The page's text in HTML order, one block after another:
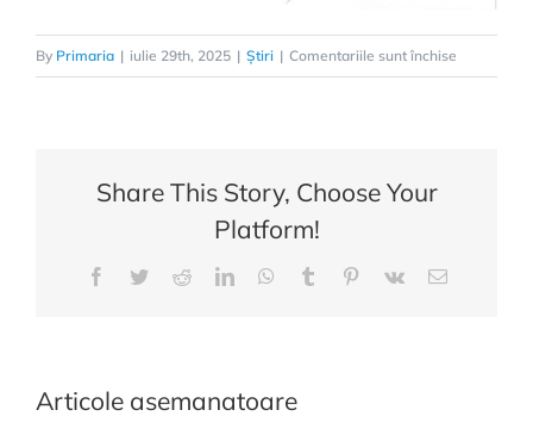
By Primaria | iulie 29th, 2025 | Știri | Comentariile sunt închise
Informație
Share This Story, Choose Your
Platform!
Facebook
TwitterRedditLinkedInWhatsApp
Tumblr Pinterest
Vk
E-
Articole asemanatoare